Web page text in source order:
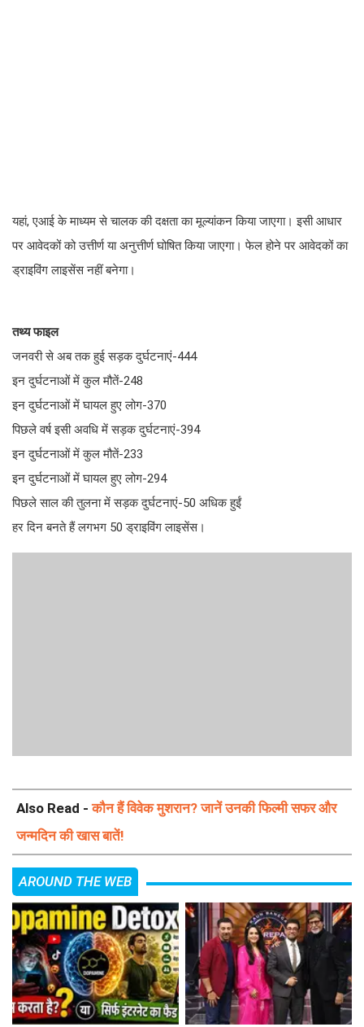
यहां, एआई के माध्यम से चालक की दक्षता का मूल्यांकन किया जाएगा। इसी आधार
पर आवेदकों को उत्तीर्ण या अनुत्तीर्ण घोषित किया जाएगा। फेल होने पर आवेदकों का
ड्राइविंग लाइसेंस नहीं बनेगा।
तथ्य फाइल
जनवरी से अब तक हुई सड़क दुर्घटनाएं-444
इन दुर्घटनाओं में कुल मौतें-248
इन दुर्घटनाओं में घायल हुए लोग-370
पिछले वर्ष इसी अवधि में सड़क दुर्घटनाएं-394
इन दुर्घटनाओं में कुल मौतें-233
इन दुर्घटनाओं में घायल हुए लोग-294
पिछले साल की तुलना में सड़क दुर्घटनाएं-50 अधिक हुईं
हर दिन बनते हैं लगभग 50 ड्राइविंग लाइसेंस।
Also Read -कौन हैं विवेक मुशरान? जानें उनकी फिल्मी सफर और
जन्मदिन की खास बातें!
AROUND THE WEB